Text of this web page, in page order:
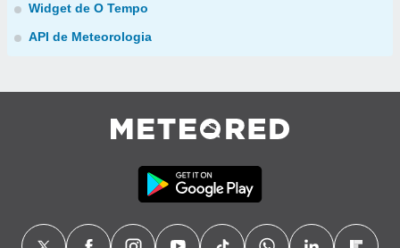
Widget de O Tempo
API de Meteorologia